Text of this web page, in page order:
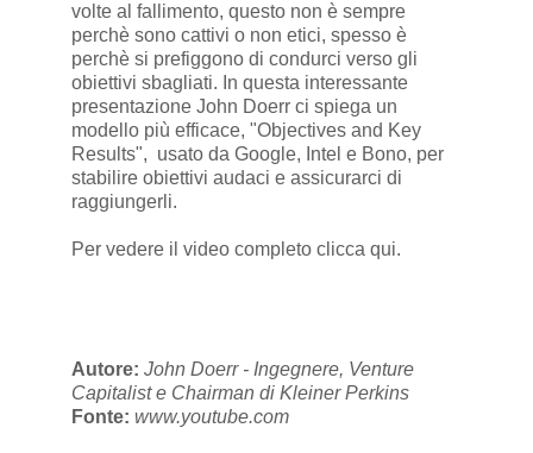
volte al fallimento, questo non è sempre
perchè sono cattivi o non etici, spesso è
perchè si prefiggono di condurci verso gli
obiettivi sbagliati. In questa interessante
presentazione John Doerr ci spiega un
modello più efficace, "Objectives and Key
Results", usato da Google, Intel e Bono, per
stabilire obiettivi audaci e assicurarci di
raggiungerli.
Per vedere il video completo clicca qui.
Autore: John Doerr - Ingegnere, Venture
Capitalist e Chairman di Kleiner Perkins
Fonte: www.youtube.com